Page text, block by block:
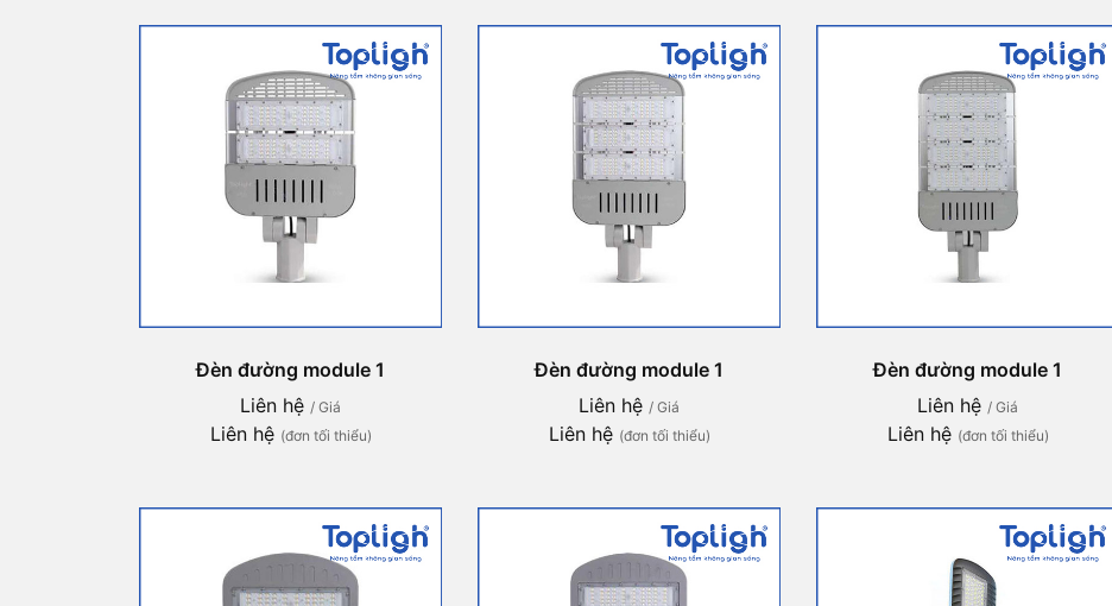
Đèn đường module 1
Liên hệ / Giá
Liên hệ (đơn tối thiểu)
Đèn đường module 1
Liên hệ / Giá
Liên hệ (đơn tối thiểu)
Đèn đường module 1
Liên hệ / Giá
Liên hệ (đơn tối thiểu)